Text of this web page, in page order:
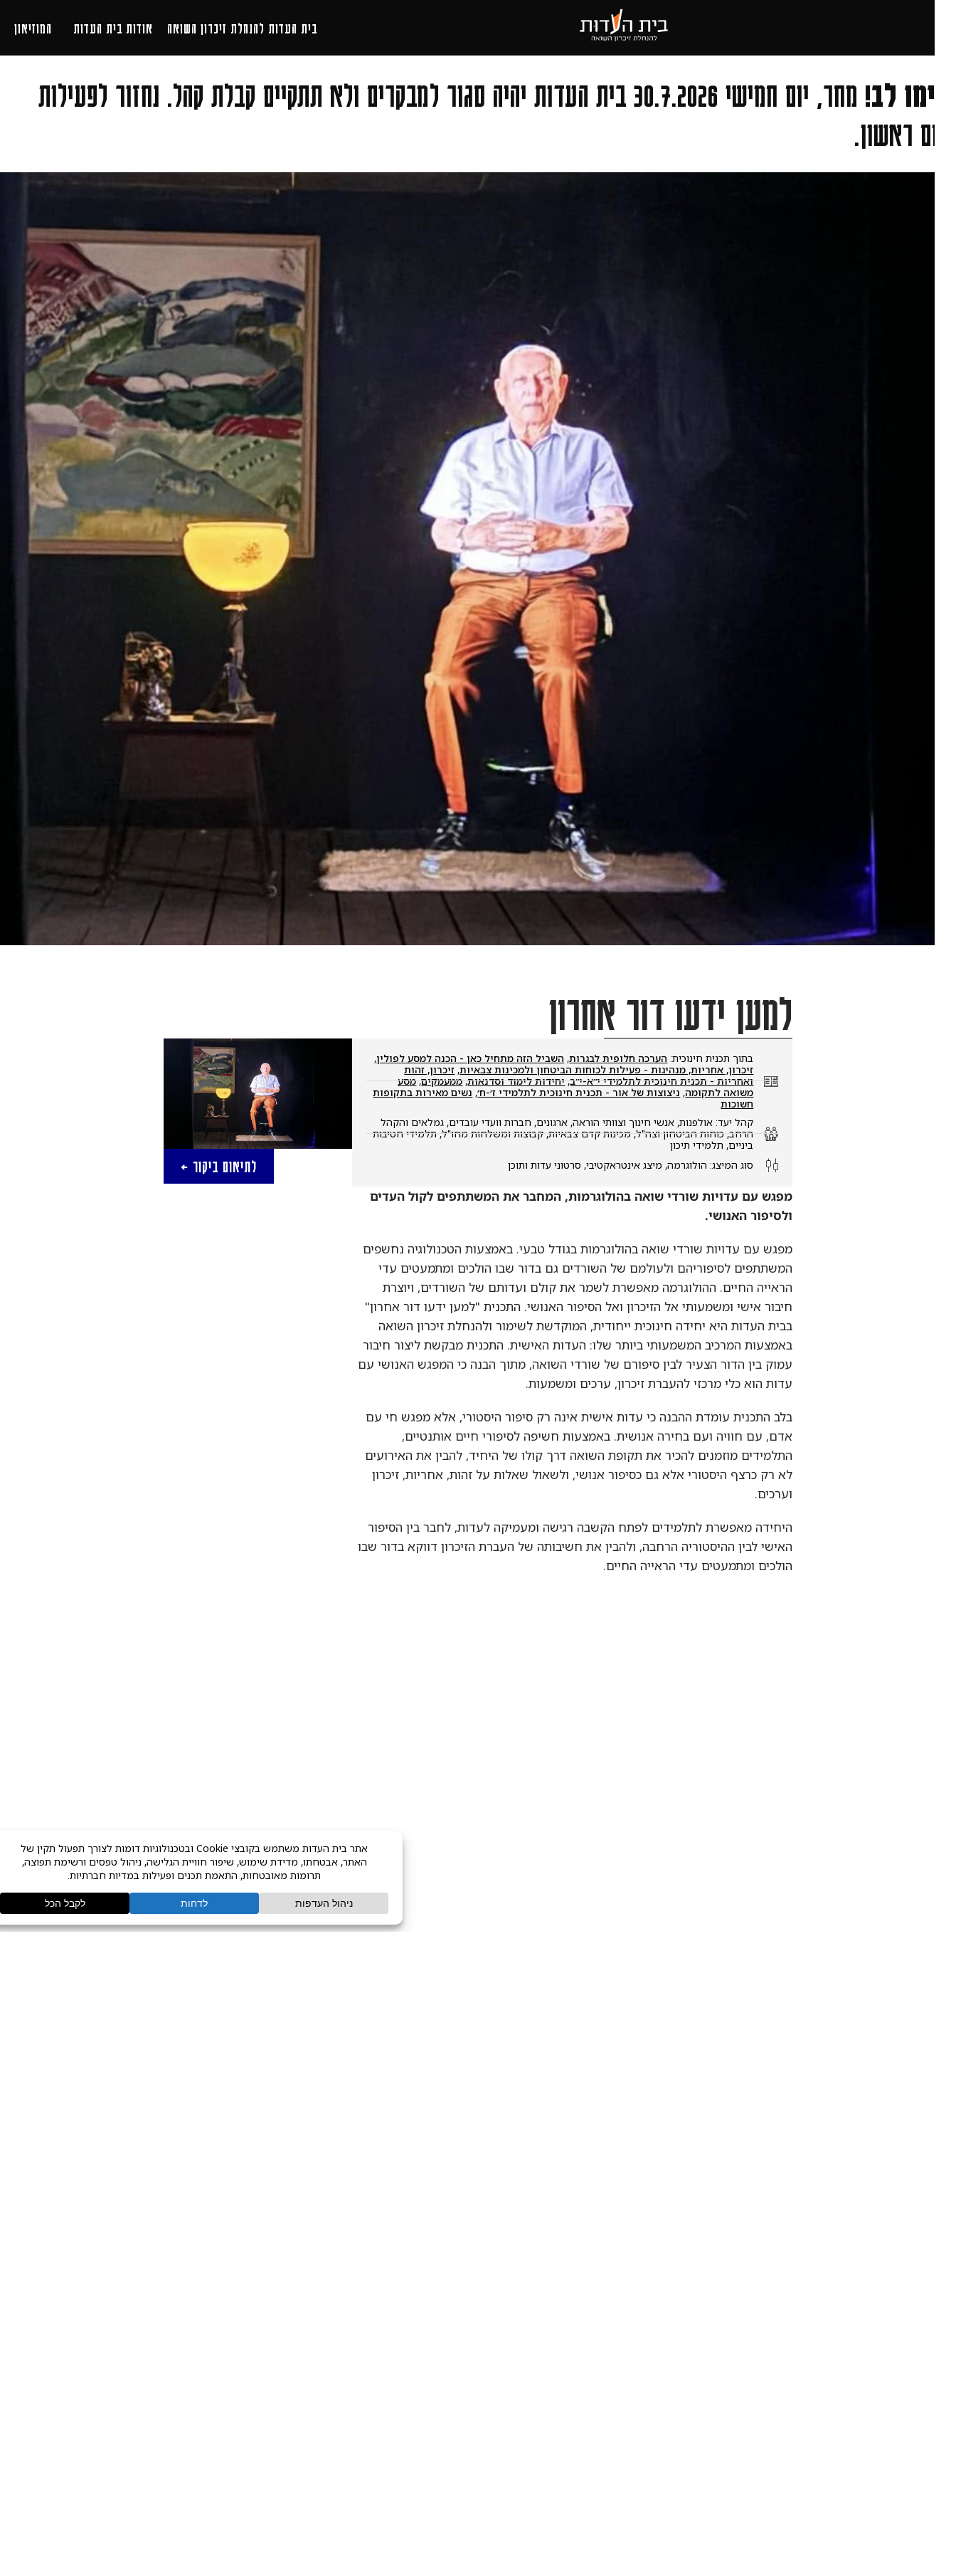
בית העדות להנחלת זיכרון השואה אודות בית העדות המוזיאון
לב!
מחר, יום חמישי 30.7.2026 בית העדות יהיה סגור למבקרים ולא תתקיים קבלת קהל. נחזור לפעילות
ראשון.
למען ידעו דור אחרון
בתוך תכנית חינוכית:הערכה חלופית לבגרות,השביל הזה מתחיל כאן - הכנה למסע לפולין,
זיכרון, אחריות, מנהיגות - פעילות לכוחות הביטחון ולמכינות צבאיות,זיכרון, זהות
ואחריות - תכנית חינוכית לתלמידי י״א-י״ב,יחידות לימוד וסדנאות,ממעמקים,מסע
משואה לתקומה,ניצוצות של אור - תכנית חינוכית לתלמידי ז׳-ח׳,נשים מאירות בתקופות
חשוכות
קהל יעד: אולפנות,אנשי חינוך וצוותי הוראה,ארגונים, חברות וועדי עובדים,גמלאים והקהל
הרחב,כוחות הביטחון וצה"ל,מכינות קדם צבאיות,קבוצות ומשלחות מחו"ל,תלמידי חטיבות
ביניים,תלמידי תיכון
סוג המיצג: הולוגרמה,מיצג אינטראקטיבי,סרטוני עדות ותוכן
מפגש עם עדויות שורדי שואה בהולוגרמות, המחבר את המשתתפים לקול העדים
ולסיפור האנושי.
מפגש עם עדויות שורדי שואה בהולוגרמות בגודל טבעי. באמצעות הטכנולוגיה נחשפים
המשתתפים לסיפוריהם ולעולמם של השורדים גם בדור שבו הולכים ומתמעטים עדי
הראייה החיים. ההולוגרמה מאפשרת לשמר את קולם ועדותם של השורדים, ויוצרת
חיבור אישי ומשמעותי אל הזיכרון ואל הסיפור האנושי. התכנית "למען ידעו דור אחרון"
בבית העדות היא יחידה חינוכית ייחודית, המוקדשת לשימור ולהנחלת זיכרון השואה
באמצעות המרכיב המשמעותי ביותר שלו: העדות האישית. התכנית מבקשת ליצור חיבור
עמוק בין הדור הצעיר לבין סיפורם של שורדי השואה, מתוך הבנה כי המפגש האנושי עם
עדות הוא כלי מרכזי להעברת זיכרון, ערכים ומשמעות.
בלב התכנית עומדת ההבנה כי עדות אישית אינה רק סיפור היסטורי, אלא מפגש חי עם
אדם, עם חוויה ועם בחירה אנושית. באמצעות חשיפה לסיפורי חיים אותנטיים,
התלמידים מוזמנים להכיר את תקופת השואה דרך קולו של היחיד, להבין את האירועים
לא רק כרצף היסטורי אלא גם כסיפור אנושי, ולשאול שאלות על זהות, אחריות, זיכרון
וערכים.
היחידה מאפשרת לתלמידים לפתח הקשבה רגישה ומעמיקה לעדות, לחבר בין הסיפור
האישי לבין ההיסטוריה הרחבה, ולהבין את חשיבותה של העברת הזיכרון דווקא בדור שבו
הולכים ומתמעטים עדי הראייה החיים.
לתיאום ביקור ←